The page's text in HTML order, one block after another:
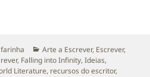
Categorias
Arte a Escrever, Escrever,
, Falling into Infinity,Ideias,
Literature, recursos do escritor,